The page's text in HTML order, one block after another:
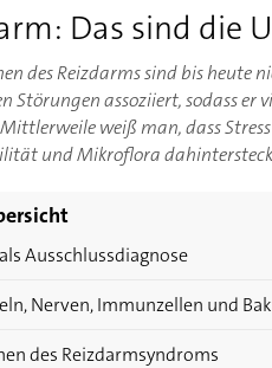
Das sind die
des Reizdarms sind bis
Störungen assoziiert, sodass
weiß man, dass
und Mikroflora
Ausschlussdiagnose
Nerven, Immunzellen und
des Reizdarmsyndroms